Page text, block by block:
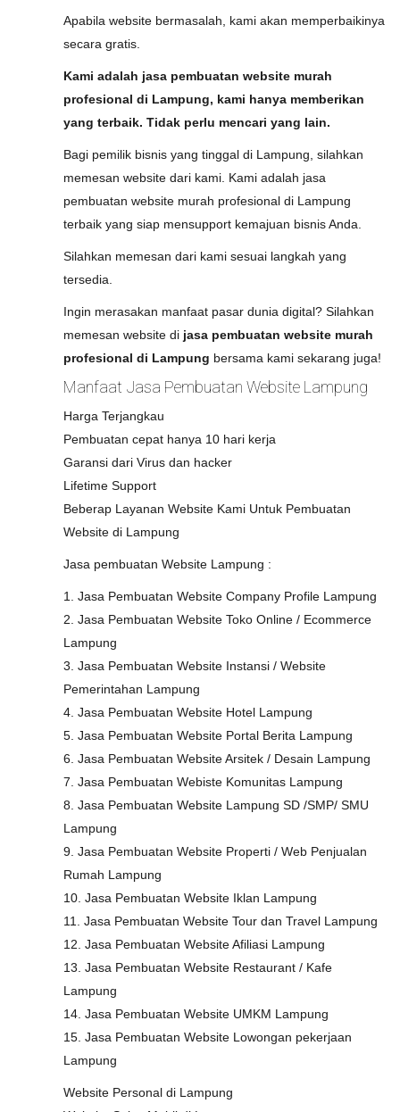
Apabila website bermasalah, kami akan memperbaikinya
secara gratis.
Kami adalah jasa pembuatan website murah
profesional di Lampung, kami hanya memberikan
yang terbaik. Tidak perlu mencari yang lain.
Bagi pemilik bisnis yang tinggal di Lampung, silahkan
memesan website dari kami. Kami adalah jasa
pembuatan website murah profesional di Lampung
terbaik yang siap mensupport kemajuan bisnis Anda.
Silahkan memesan dari kami sesuai langkah yang
tersedia.
Ingin merasakan manfaat pasar dunia digital? Silahkan
memesan website di jasa pembuatan website murah
profesional di Lampung bersama kami sekarang juga!
Manfaat Jasa Pembuatan Website Lampung
Harga Terjangkau
Pembuatan cepat hanya 10 hari kerja
Garansi dari Virus dan hacker
Lifetime Support
Beberap Layanan Website Kami Untuk Pembuatan
Website di Lampung
Jasa pembuatan Website Lampung :
1. Jasa Pembuatan Website Company Profile Lampung
2. Jasa Pembuatan Website Toko Online / Ecommerce
Lampung
3. Jasa Pembuatan Website Instansi / Website
Pemerintahan Lampung
4. Jasa Pembuatan Website Hotel Lampung
5. Jasa Pembuatan Website Portal Berita Lampung
6. Jasa Pembuatan Website Arsitek / Desain Lampung
7. Jasa Pembuatan Webiste Komunitas Lampung
8. Jasa Pembuatan Website Lampung SD /SMP/ SMU
Lampung
9. Jasa Pembuatan Website Properti / Web Penjualan
Rumah Lampung
10. Jasa Pembuatan Website Iklan Lampung
11. Jasa Pembuatan Website Tour dan Travel Lampung
12. Jasa Pembuatan Website Afiliasi Lampung
13. Jasa Pembuatan Website Restaurant / Kafe
Lampung
14. Jasa Pembuatan Website UMKM Lampung
15. Jasa Pembuatan Website Lowongan pekerjaan
Lampung
Website Personal di Lampung